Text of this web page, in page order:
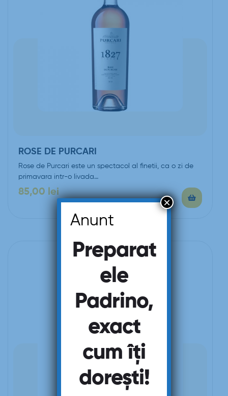
ROSE DE PURCARI
Rose de Purcari este un spectacol al finetii, ca o zi de
primavara intr-o livada…
85,00 lei
Anunt
Preparat
ele
Padrino,
exact
cum îți
dorești!
×